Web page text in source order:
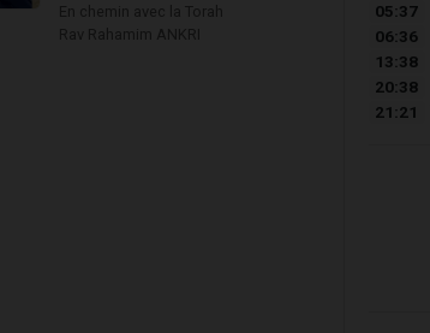
05:37
06:36
13:38
20:38
21:21